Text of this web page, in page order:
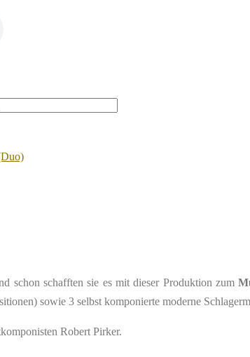
schon schafften sie es mit dieser Produktion zum
sowie 3 selbst komponierte moderne
Robert Pirker.